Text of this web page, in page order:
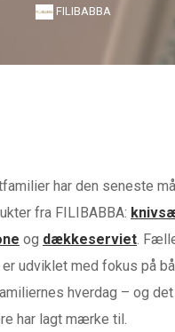
FILIBABBA
har den seneste
fra FILIBABBA:
og dækkeserviet.
udviklet med fokus på
hverdag – og det
har lagt mærke til.